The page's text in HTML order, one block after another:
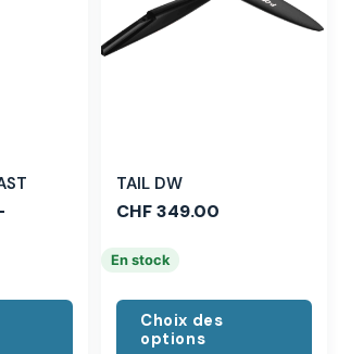
TAIL DW
CHF349.00
En stock
Choix des
options